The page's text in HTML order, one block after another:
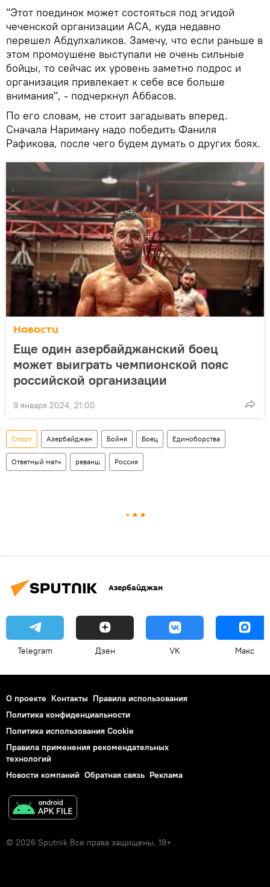
"Этот поединок может состояться под эгидой
чеченской организации АСА, куда недавно
перешел Абдулхаликов. Замечу, что если раньше в
этом промоушене выступали не очень сильные
бойцы, то сейчас их уровень заметно подрос и
организация привлекает к себе все больше
внимания", - подчеркнул Аббасов.
По его словам, не стоит загадывать вперед.
Сначала Нариману надо победить Фаниля
Рафикова, после чего будем думать о других боях.
Новости
Еще один азербайджанский боец
может выиграть чемпионской пояс
российской организации
9 января 2024, 21:00
Спорт Азербайджан Бойня Боец Единоборства
Ответный матч реванш Россия
Азербайджан
Telegram Дзен VK Макс
О проекте Контакты Правила использования
Политика конфиденциальности
Политика использования Cookie
Правила применения рекомендательных
технологий
Новости компаний Обратная связь Реклама
© 2026 Sputnik Все права защищены. 18+